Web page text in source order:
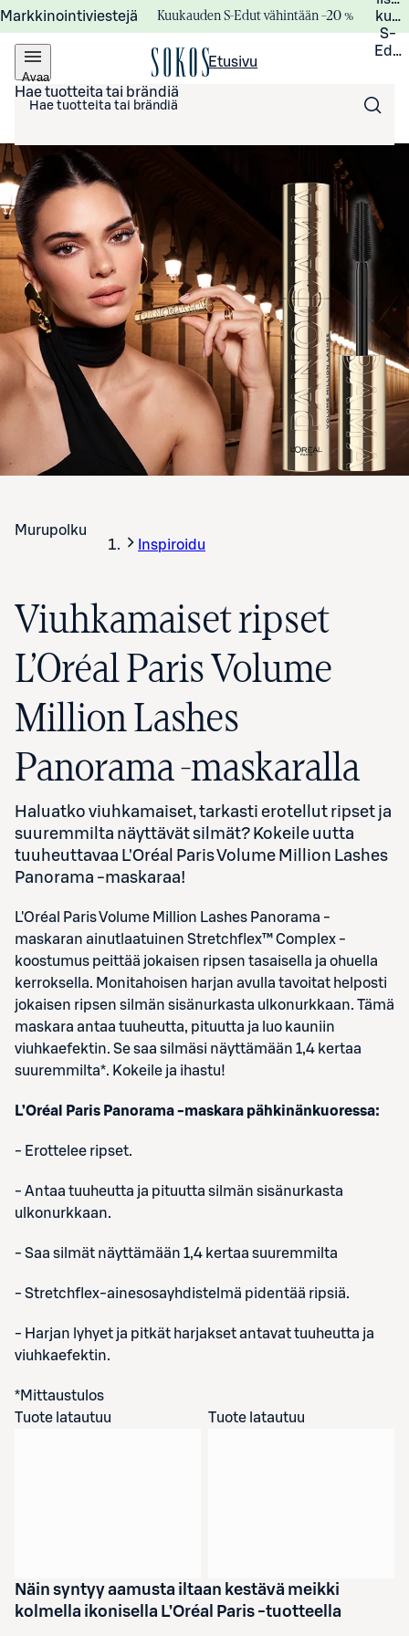
Markkinointiviestejä Kuukauden S-Edut vähintään –20 %
S-
Avaa
valikko
Etusivu
Hae tuotteita tai brändiä
Murupolku
Inspiroidu
Viuhkamaiset ripset
L’Oréal Paris Volume
Million Lashes
Panorama -maskaralla
Haluatko viuhkamaiset, tarkasti erotellut ripset ja
suuremmilta näyttävät silmät? Kokeile uutta
tuuheuttavaa L'Oréal Paris Volume Million Lashes
Panorama -maskaraa!
L'Oréal Paris Volume Million Lashes Panorama -
maskaran ainutlaatuinen Stretchflex™ Complex -
koostumus peittää jokaisen ripsen tasaisella ja ohuella
kerroksella. Monitahoisen harjan avulla tavoitat helposti
jokaisen ripsen silmän sisänurkasta ulkonurkkaan. Tämä
maskara antaa tuuheutta, pituutta ja luo kauniin
viuhkaefektin. Se saa silmäsi näyttämään 1,4 kertaa
suuremmilta*. Kokeile ja ihastu!
L’Oréal Paris Panorama -maskara pähkinänkuoressa:
- Erottelee ripset.
- Antaa tuuheutta ja pituutta silmän sisänurkasta
ulkonurkkaan.
- Saa silmät näyttämään 1,4 kertaa suuremmilta
- Stretchflex-ainesosayhdistelmä pidentää ripsiä.
- Harjan lyhyet ja pitkät harjakset antavat tuuheutta ja
viuhkaefektin.
*Mittaustulos
Tuote latautuu
Tuote latautuu
Näin syntyy aamusta iltaan kestävä meikki
kolmella ikonisella L’Oréal Paris -tuotteella